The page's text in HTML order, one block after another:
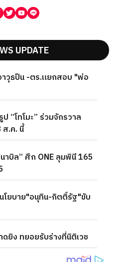
UPDATE
วุธปืน -ตร.แยกสอบ "พ่อ
“โทโมะ” ร่วมจักรวาล
ส.ค. นี้
าบิล” ศึก ONE ลุมพินี 165
โยบาย"อนุทิน-กิตติ์รัฐ"ขับ
ยิง ทยอยรับร่างที่นิติเวช